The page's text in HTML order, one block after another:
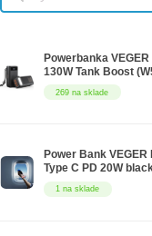
269 na sklade
Powerbanka
130W Tank Boost
1 na sklade
Power Bank
Type C PD 20W